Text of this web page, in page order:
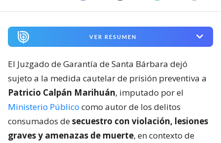
VER RESUMEN
El Juzgado de Garantía de Santa Bárbara dejó
sujeto a la medida cautelar de prisión preventiva a
Patricio Calpán Marihuán, imputado por el
Ministerio Público como autor de los delitos
consumados desecuestro con violación, lesiones
graves y amenazas de muerte, en contexto de